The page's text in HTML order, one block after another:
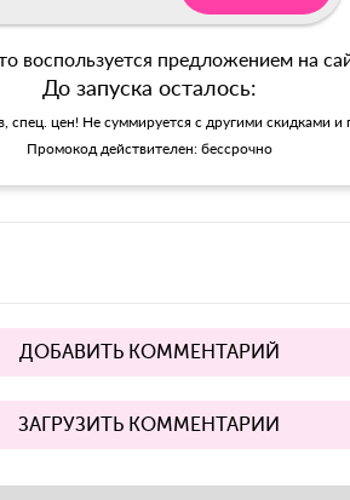
воспользуется предложением на
До запуска осталось:
спец. цен! Не суммируется с другими скидками
Промокод действителен: бессрочно
ДОБАВИТЬ КОММЕНТАРИЙ
ЗАГРУЗИТЬ КОММЕНТАРИИ